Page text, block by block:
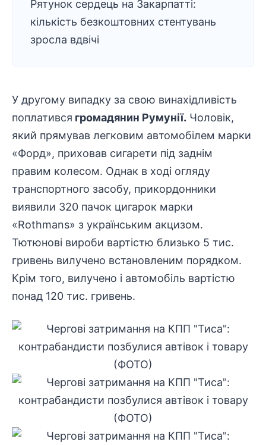
Рятунок сердець на Закарпатті:
кількість безкоштовних стентувань
зросла вдвічі
У другому випадку за свою винахідливість
поплатився громадянин Румунії. Чоловік,
який прямував легковим автомобілем марки
«Форд», приховав сигарети під заднім
правим колесом. Однак в ході огляду
транспортного засобу, прикордонники
виявили 320 пачок цигарок марки
«Rothmans» з українським акцизом.
Тютюнові вироби вартістю близько 5 тис.
гривень вилучено встановленим порядком.
Крім того, вилучено і автомобіль вартістю
понад 120 тис. гривень.